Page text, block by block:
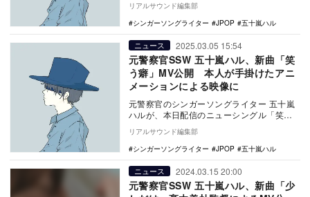
ースとな…
リアルサウンド編集部
シンガーソングライター
JPOP 五十嵐ハル
ニュース 2025.03.05 15:54
元警察官SSW 五十嵐ハル、新曲「笑
う癖」MV公開 本人が手掛けたアニ
メーションによる映像に
元警察官のシンガーソングライター 五十嵐
ハルが、本日配信のニューシングル「笑う
癖」のMVを公開した。 五十嵐ハル - 笑う癖
…
リアルサウンド編集部
シンガーソングライター
JPOP 五十嵐ハル
ニュース 2024.03.15 20:00
元警察官SSW 五十嵐ハル、新曲「少